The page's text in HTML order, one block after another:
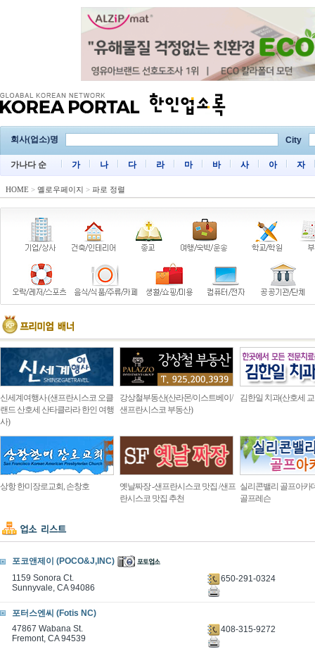
회사(업소)명 City
가나다 순 가 나 다 라 마 바 사 아 자
HOME > 옐로우페이지 > 파로 정렬
신세계여행사 (샌프란시스코 오클
랜드 산호세 산타클라라 한인 여행
사)
강상철부동산(산라몬/이스트베이/
샌프란시스코 부동산)
김한일 치과(산호세
상항 한미장로교회, 손창호
옛날짜장 -샌프란시스코 맛집 /샌프
란시스코 맛집 추천
실리콘밸리 골프아카
골프레슨
포코앤제이 (POCO&J,INC)
1159 Sonora Ct.
Sunnyvale, CA 94086
650-291-0324
포터스엔씨 (Fotis NC)
47867 Wabana St.
Fremont, CA 94539
408-315-9272